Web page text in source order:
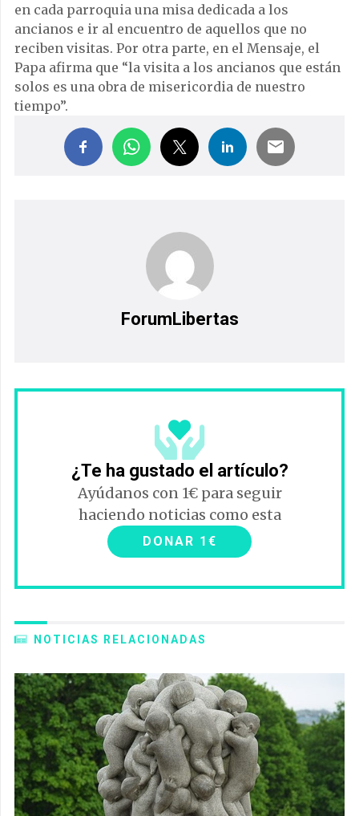
en cada parroquia una misa dedicada a los
ancianos e ir al encuentro de aquellos que no
reciben visitas. Por otra parte, en el Mensaje, el
Papa afirma que “la visita a los ancianos que están
solos es una obra de misericordia de nuestro
tiempo”.
ForumLibertas
¿Te ha gustado el artículo?
Ayúdanos con 1€ para seguir
haciendo noticias como esta
DONAR 1€
NOTICIAS RELACIONADAS